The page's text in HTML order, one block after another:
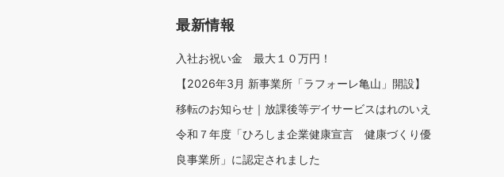
最新情報
入社お祝い金 最大１０万円！
【2026年3月 新事業所「ラフォーレ亀山」開設】
移転のお知らせ｜放課後等デイサービスはれのいえ
令和７年度「ひろしま企業健康宣言 健康づくり優
良事業所」に認定されました